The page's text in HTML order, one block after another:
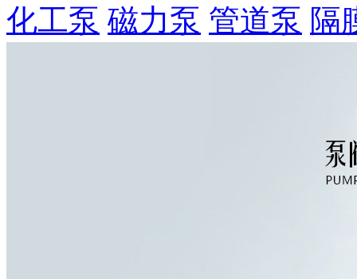
化工泵 磁力泵 管道泵 隔